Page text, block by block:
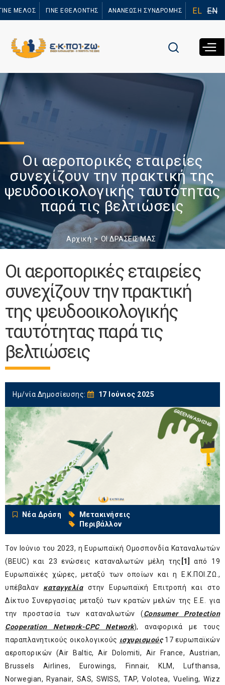
προς το
ΜΕΛΟΣ ΓΙΝΕ ΕΘΕΛΟΝΤΗΣ ΑΝΑΝΕΩΣΗ ΣΥΝΔΡΟΜΗΣ EL EN
Οι αεροπορικές εταιρείες
συνεχίζουν την πρακτική της
ψευδοοικολογικής ταυτότητας
παρά τις βελτιώσεις
Αρχική ΟΙ ΔΡΑΣΕΙΣ ΜΑΣ
Οι αεροπορικές εταιρείες
συνεχίζουν την πρακτική
της ψευδοοικολογικής
ταυτότητας παρά τις
βελτιώσεις
Ημ/νία Δημοσίευσης: 17 Ιούνιος 2025
Νέα Δράση
Μετακινήσεις
Περιβάλλον
Τον Ιούνιο του 2023, η Ευρωπαϊκή Ομοσπονδία Καταναλωτών
(BEUC) και 23 ενώσεις καταναλωτών μέλη της [1]
από 19
Ευρωπαϊκές χώρες, μεταξύ των οποίων και η Ε.Κ.ΠΟΙ.ΖΩ.,
υπέβαλαν καταγγελίαστην Ευρωπαϊκή Επιτροπή και στο
Δίκτυο Συνεργασίας μεταξύ των κρατών μελών της Ε.Ε. για
την προστασία των καταναλωτών (Consumer Protection
Cooperation Network-CPC Network), αναφορικά με τους
παραπλανητικούς οικολογικούς ισχυρισμούς17 ευρωπαϊκών
αεροπορικών (Air Baltic, Air Dolomiti, Air France, Austrian,
Brussels Airlines, Eurowings, Finnair, KLM, Lufthansa,
Norwegian, Ryanair, SAS, SWISS, TAP, Volotea, Vueling, Wizz